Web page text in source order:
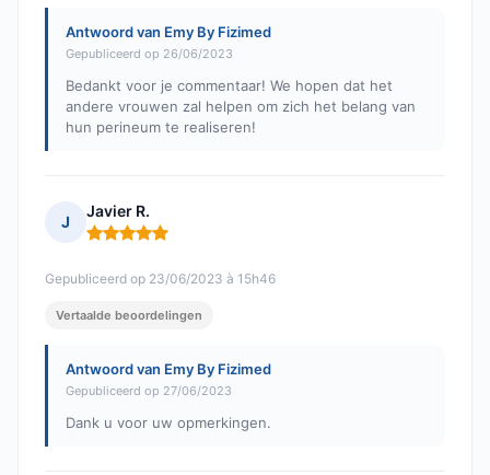
Antwoord van Emy By Fizimed
Gepubliceerd op 26/06/2023
Bedankt voor je commentaar! We hopen dat het
andere vrouwen zal helpen om zich het belang van
hun perineum te realiseren!
J
Javier R.
Opmerking: 5 van 5
Gepubliceerd op 23/06/2023 à 15h46
Vertaalde beoordelingen
Antwoord van Emy By Fizimed
Gepubliceerd op 27/06/2023
Dank u voor uw opmerkingen.